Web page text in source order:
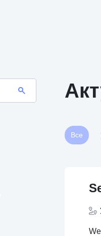
Все